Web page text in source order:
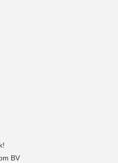
BV